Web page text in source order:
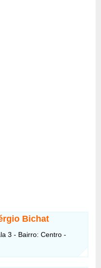
Bichat
3 - Bairro: Centro -